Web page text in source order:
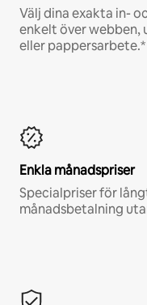
Välj dina exakta in-
enkelt över webben,
eller pappersarbete.*
Enkla månadspriser
Specialpriser för
månadsbetalning